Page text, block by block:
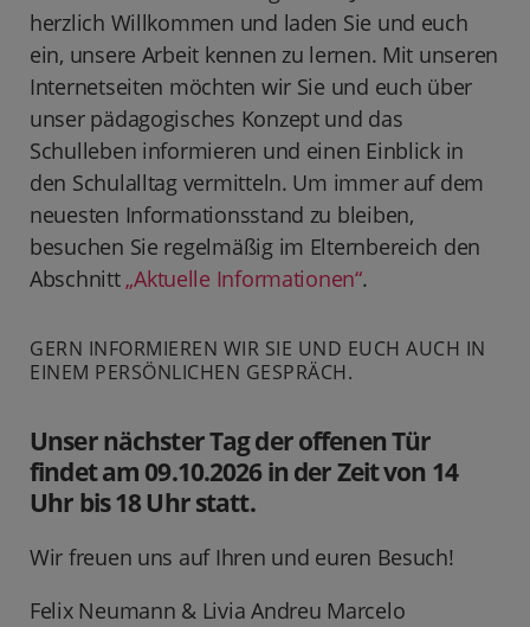
herzlich Willkommen und laden Sie und euch
ein, unsere Arbeit kennen zu lernen. Mit unseren
Internetseiten möchten wir Sie und euch über
unser pädagogisches Konzept und das
Schulleben informieren und einen Einblick in
den Schulalltag vermitteln. Um immer auf dem
neuesten Informationsstand zu bleiben,
besuchen Sie regelmäßig im Elternbereich den
Abschnitt „Aktuelle Informationen“.
GERN INFORMIEREN WIR SIE UND EUCH AUCH IN
EINEM PERSÖNLICHEN GESPRÄCH.
Unser nächster Tag der offenen Tür
findet am 09.10.2026 in der Zeit von 14
Uhr bis 18 Uhr statt.
Wir freuen uns auf Ihren und euren Besuch!
Felix Neumann & Livia Andreu Marcelo